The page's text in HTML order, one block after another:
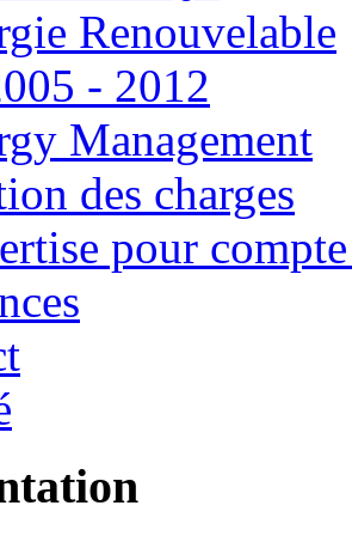
Renouvelable
- 2012
Management
des charges
pour